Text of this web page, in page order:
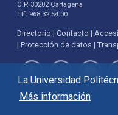
La Universidad
Más información
C.P. 30202 Cartagena
Tlf: 968 32 54 00
Directorio Contacto
Protección de datos